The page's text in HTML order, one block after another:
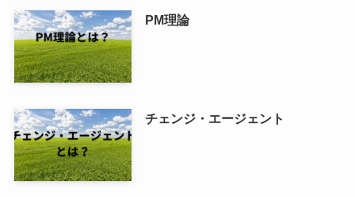
PM理論
チェンジ・エージェント